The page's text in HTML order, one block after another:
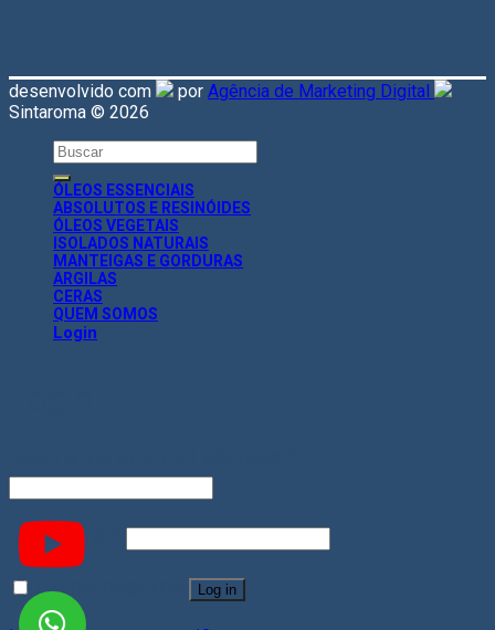
desenvolvido com por Agência de Marketing Digital
Sintaroma © 2026
Search
for:
ÓLEOS ESSENCIAIS
ABSOLUTOS E RESINÓIDES
ÓLEOS VEGETAIS
ISOLADOS NATURAIS
MANTEIGAS E GORDURAS
ARGILAS
CERAS
QUEM SOMOS
Login
Password
Remember me
Log in